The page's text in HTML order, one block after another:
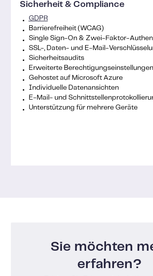
Sicherheit & Compliance
GDPR
Barrierefreiheit (WCAG)
Single Sign-On & Zwei-Faktor-
SSL-, Daten- und E-Mail-
Sicherheitsaudits
Erweiterte Berechtigungseinstellungen
Gehostet auf Microsoft Azure
Individuelle Datenansichten
E-Mail- und
Unterstützung für mehrere Geräte
Sie möchten
erfahren?